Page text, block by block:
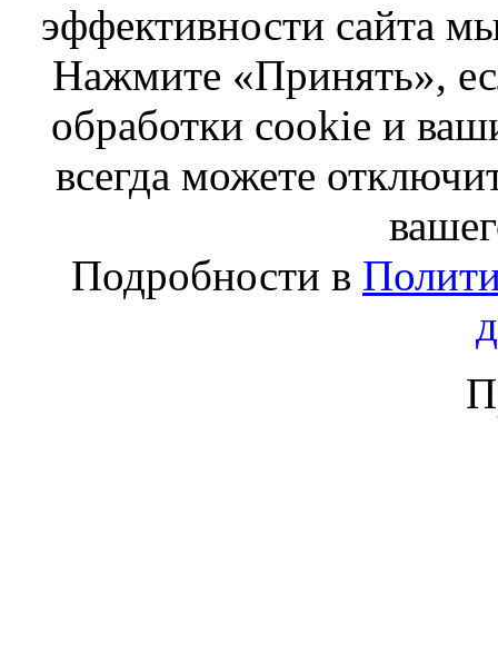
эффективности сайта
Нажмите «Принять»,
обработки cookie и
всегда можете
Подробности в